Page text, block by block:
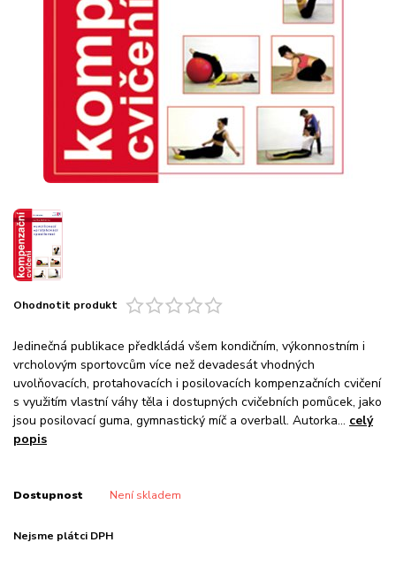
Ohodnotit produkt
Jedinečná publikace předkládá všem kondičním, výkonnostním i
vrcholovým sportovcům více než devadesát vhodných
uvolňovacích, protahovacích i posilovacích kompenzačních cvičení
s využitím vlastní váhy těla i dostupných cvičebních pomůcek, jako
jsou posilovací guma, gymnastický míč a overball. Autorka... celý
popis
Dostupnost Není skladem
Nejsme plátci DPH